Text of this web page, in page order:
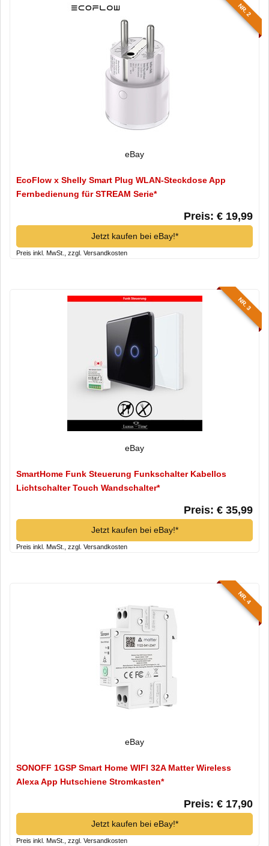
NR. 2
eBay
EcoFlow x Shelly Smart Plug WLAN-Steckdose App
Fernbedienung für STREAM Serie*
Preis: € 19,99
Jetzt kaufen bei eBay!*
Preis inkl. MwSt., zzgl. Versandkosten
NR. 3
eBay
SmartHome Funk Steuerung Funkschalter Kabellos
Lichtschalter Touch Wandschalter*
Preis: € 35,99
Jetzt kaufen bei eBay!*
Preis inkl. MwSt., zzgl. Versandkosten
NR. 4
eBay
SONOFF 1GSP Smart Home WIFI 32A Matter Wireless
Alexa App Hutschiene Stromkasten*
Preis: € 17,90
Jetzt kaufen bei eBay!*
Preis inkl. MwSt., zzgl. Versandkosten